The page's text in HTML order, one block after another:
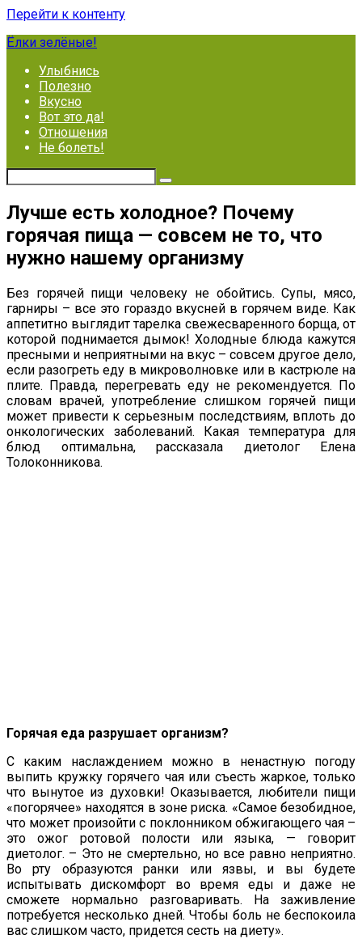
Перейти к контенту
Ёлки зелёные!
Улыбнись
Полезно
Вкусно
Вот это да!
Отношения
Не болеть!
Лучше есть холодное? Почему
горячая пища — совсем не то, что
нужно нашему организму
Без горячей пищи человеку не обойтись. Супы, мясо,
гарниры – все это гораздо вкусней в горячем виде. Как
аппетитно выглядит тарелка свежесваренного борща, от
которой поднимается дымок! Холодные блюда кажутся
пресными и неприятными на вкус – совсем другое дело,
если разогреть еду в микроволновке или в кастрюле на
плите. Правда, перегревать еду не рекомендуется. По
словам врачей, употребление слишком горячей пищи
может привести к серьезным последствиям, вплоть до
онкологических заболеваний. Какая температура для
блюд оптимальна, рассказала диетолог Елена
Толоконникова.
Горячая еда разрушает организм?
С каким наслаждением можно в ненастную погоду
выпить кружку горячего чая или съесть жаркое, только
что вынутое из духовки! Оказывается, любители пищи
«погорячее» находятся в зоне риска. «Самое безобидное,
что может произойти с поклонником обжигающего чая –
это ожог ротовой полости или языка, — говорит
диетолог. – Это не смертельно, но все равно неприятно.
Во рту образуются ранки или язвы, и вы будете
испытывать дискомфорт во время еды и даже не
сможете нормально разговаривать. На заживление
потребуется несколько дней. Чтобы боль не беспокоила
вас слишком часто, придется сесть на диету».